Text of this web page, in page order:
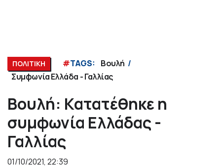
ΠΟΛΙΤΙΚΗ #TAGS:
Βουλή
Συμφωνία Ελλάδα - Γαλλίας
Βουλή: Κατατέθηκε η
συμφωνία Ελλάδας -
Γαλλίας
01/10/2021, 22:39